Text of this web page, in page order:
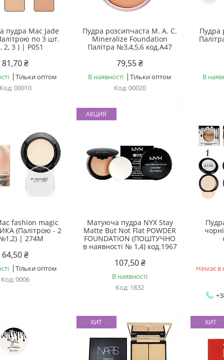
пудра Mac Jade
по 3 шт.
2, 3 ) | P051
81,70 ₴
Тільки оптом
00010
Пудра розсипчаста М. А. С.
Mineralize Foundation
Палітра №3,4,5,6 код.A47
79,55 ₴
В наявності
Тільки оптом
00020
Пудра
В
fashion magic
(Палітрою - 2
| 274М
64,50 ₴
Тільки оптом
0006
АКЦИЯ
Матуюча пудра NYX Stay
Matte But Not Flat POWDER
FOUNDATION (ПОШТУЧНО
в наявності № 1,4) код.1967
107,50 ₴
В наявності
1832
Немає в
ХИТ ХИТ